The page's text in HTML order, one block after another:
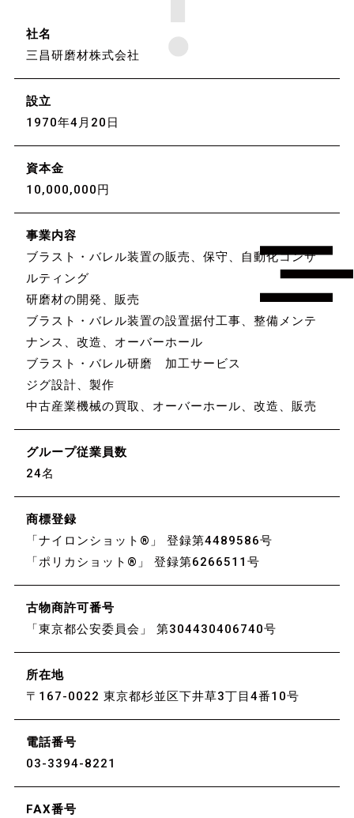
社名
三昌研磨材株式会社
設立
1970年4月20日
資本金
10,000,000円
事業内容
ブラスト・バレル装置の販売、保守、自動化コンサ
ルティング
研磨材の開発、販売
ブラスト・バレル装置の設置据付工事、整備メンテ
ナンス、改造、オーバーホール
ブラスト・バレル研磨 加工サービス
ジグ設計、製作
中古産業機械の買取、オーバーホール、改造、販売
グループ従業員数
24名
商標登録
「ナイロンショット®」 登録第4489586号
「ポリカショット®」 登録第6266511号
古物商許可番号
「東京都公安委員会」 第304430406740号
所在地
〒167-0022 東京都杉並区下井草3丁目4番10号
電話番号
03-3394-8221
FAX番号